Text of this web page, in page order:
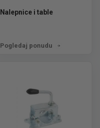
Nalepnice i table
Pogledaj ponudu